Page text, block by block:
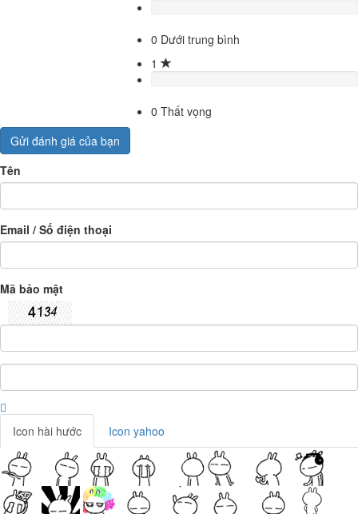
0 Dưới trung bình
1
0 Thất vọng
Gửi đánh giá của bạn
Tên
Email / Số điện thoại
Mã bảo mật
Icon hài hước Icon yahoo